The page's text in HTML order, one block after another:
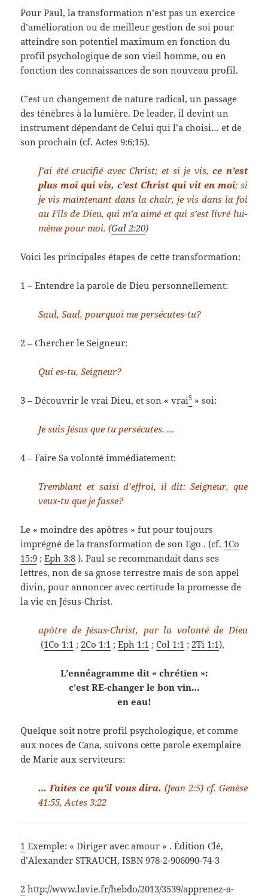
Pour Paul, la transformation n’est pas un exercice
d’amélioration ou de meilleur gestion de soi pour
atteindre son potentiel maximum en fonction du
profil psychologique de son vieil homme, ou en
fonction des connaissances de son nouveau profil.
C’est un changement de nature radical, un passage
des ténèbres à la lumière. De leader, il devint un
instrument dépendant de Celui qui l’a choisi… et de
son prochain (cf. Actes 9:6;15).
J’ai été crucifié avec Christ; et si je vis,ce n’est
plus moi qui vis, c’est Christ qui vit en moi; si
je vis maintenant dans la chair, je vis dans la foi
au Fils de Dieu, qui m’a aimé et qui s’est livré lui-
même pour moi. (Gal 2:20)
Voici les principales étapes de cette transformation:
1 – Entendre la parole de Dieu personnellement:
Saul, Saul, pourquoi me persécutes-tu?
2 – Chercher le Seigneur:
Qui es-tu, Seigneur?
3 – Découvrir le vrai Dieu, et son « vrai5 » soi:
Je suis Jésus que tu persécutes. …
4 – Faire Sa volonté immédiatement:
Tremblant et saisi d’effroi, il dit: Seigneur, que
veux-tu que je fasse?
Le « moindre des apôtres » fut pour toujours
imprégné de la transformation de son Ego . (cf. 1Co
15:9 ;Eph 3:8 ). Paul se recommandait dans ses
lettres, non de sa gnose terrestre mais de son appel
divin, pour annoncer avec certitude la promesse de
la vie en Jésus-Christ.
apôtre de Jésus-Christ, par la volonté de Dieu
(1Co 1:1 ;2Co 1:1 ;Eph 1:1 ;Col 1:1 ;2Ti 1:1),
L’ennéagramme dit « chrétien »:
c’est RE-changer le bon vin…
en eau!
Quelque soit notre profil psychologique, et comme
aux noces de Cana, suivons cette parole exemplaire
de Marie aux serviteurs:
… Faites ce qu’il vous dira. (Jean 2:5) cf. Genèse
41:55, Actes 3:22
1 Exemple: « Diriger avec amour » . Édition Clé,
d’Alexander STRAUCH, ISBN 978-2-906090-74-3
2 http://www.lavie.fr/hebdo/2013/3539/apprenez-a-